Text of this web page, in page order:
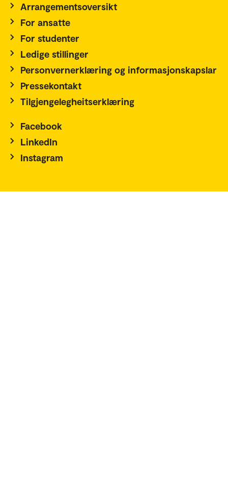
Arrangementsoversikt
For ansatte
For studenter
Ledige stillinger
Personvernerklæring og informasjonskapslar
Pressekontakt
Tilgjengelegheitserklæring
Facebook
LinkedIn
Instagram